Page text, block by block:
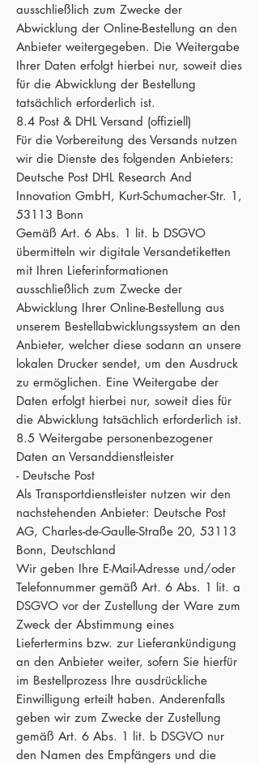
ausschließlich zum Zwecke der
Abwicklung der Online-Bestellung an den
Anbieter weitergegeben. Die Weitergabe
Ihrer Daten erfolgt hierbei nur, soweit dies
für die Abwicklung der Bestellung
tatsächlich erforderlich ist.
8.4 Post & DHL Versand (offiziell)
Für die Vorbereitung des Versands nutzen
wir die Dienste des folgenden Anbieters:
Deutsche Post DHL Research And
Innovation GmbH, Kurt-Schumacher-Str. 1,
53113 Bonn
Gemäß Art. 6 Abs. 1 lit. b DSGVO
übermitteln wir digitale Versandetiketten
mit Ihren Lieferinformationen
ausschließlich zum Zwecke der
Abwicklung Ihrer Online-Bestellung aus
unserem Bestellabwicklungssystem an den
Anbieter, welcher diese sodann an unsere
lokalen Drucker sendet, um den Ausdruck
zu ermöglichen. Eine Weitergabe der
Daten erfolgt hierbei nur, soweit dies für
die Abwicklung tatsächlich erforderlich ist.
8.5 Weitergabe personenbezogener
Daten an Versanddienstleister
- Deutsche Post
Als Transportdienstleister nutzen wir den
nachstehenden Anbieter: Deutsche Post
AG, Charles-de-Gaulle-Straße 20, 53113
Bonn, Deutschland
Wir geben Ihre E-Mail-Adresse und/oder
Telefonnummer gemäß Art. 6 Abs. 1 lit. a
DSGVO vor der Zustellung der Ware zum
Zweck der Abstimmung eines
Liefertermins bzw. zur Lieferankündigung
an den Anbieter weiter, sofern Sie hierfür
im Bestellprozess Ihre ausdrückliche
Einwilligung erteilt haben. Anderenfalls
geben wir zum Zwecke der Zustellung
gemäß Art. 6 Abs. 1 lit. b DSGVO nur
den Namen des Empfängers und die